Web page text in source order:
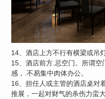
14、酒店上方不行有横梁或吊
15、酒店前方.忌空门。所谓
感，.不易集中肉体办公。
16、担任人或主管的酒店桌对
推展，一起对财气的杀伤力蛮大